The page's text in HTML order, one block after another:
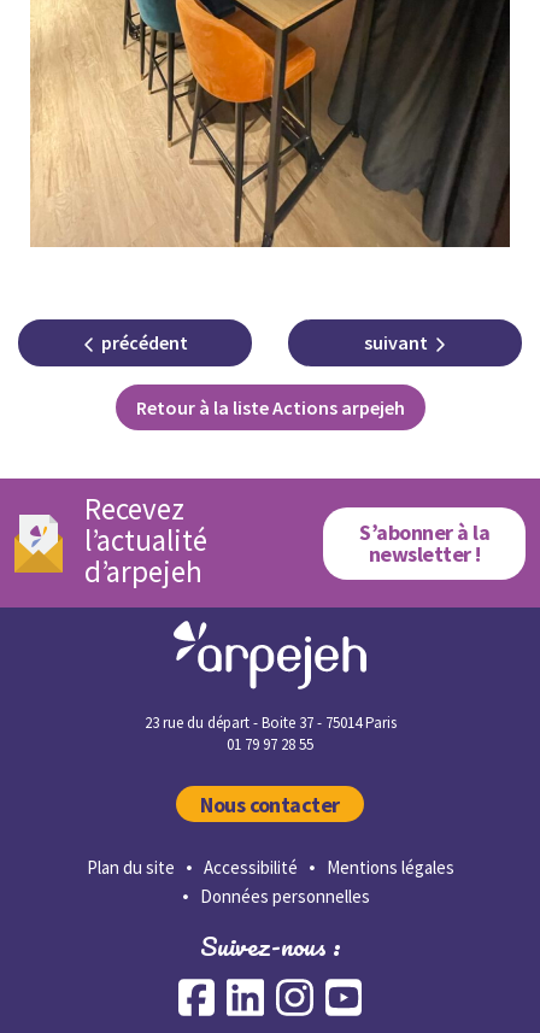
précédent
Retour à la liste Actions arpejeh
suivant
Recevez
l’actualité
d’arpejeh
S’abonner à la
newsletter !
23 rue du départ - Boite 37 - 75014 Paris
01 79 97 28 55
Nous contacter
Plan du site Accessibilité
Mentions légales
Données personnelles
Suivez-nous :